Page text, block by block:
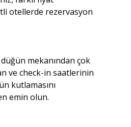
otellerde rezervasyon
mekanından çok
ve check-in saatlerinin
kutlamasını
emin olun.